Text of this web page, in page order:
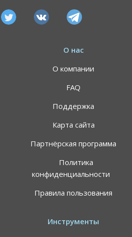
СКИДКИ 64%
предложением
тарифном плане до 64%
59.99$
О нас
О компании
FAQ
Поддержка
Карта сайта
Партнёрская программа
Политика
конфиденциальности
Правила пользования
Инструменты